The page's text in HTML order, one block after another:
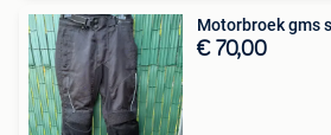
Motorbroek gms
€ 70,00